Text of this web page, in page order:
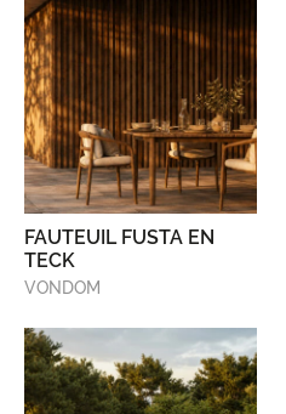
FAUTEUIL FUSTA EN
TECK
VONDOM